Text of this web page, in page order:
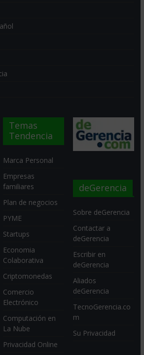
Temas
Tendencia
Marca Personal
Empresas
familiares
Plan de negocios
PYME
Startups
Economia
Colaborativa
Criptomonedas
Comercio
Electrónico
Computación en
La Nube
Privacidad Online
deGerencia
Sobre deGerencia
Contactar a
deGerencia
Escribir en
deGerencia
Aliados
deGerencia
TecnoGerencia.co
m
Su Privacidad